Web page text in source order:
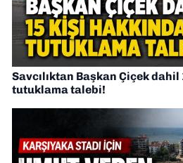
Savcılıktan Başkan Çiçek
tutuklama talebi!